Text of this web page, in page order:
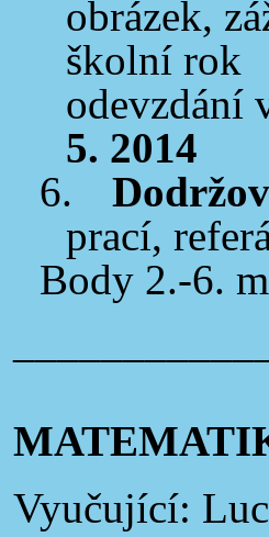
obrázek,
školní rok
odevzdání
5. 2014
6.
prací,
Body 2.-6.
Vyučující: